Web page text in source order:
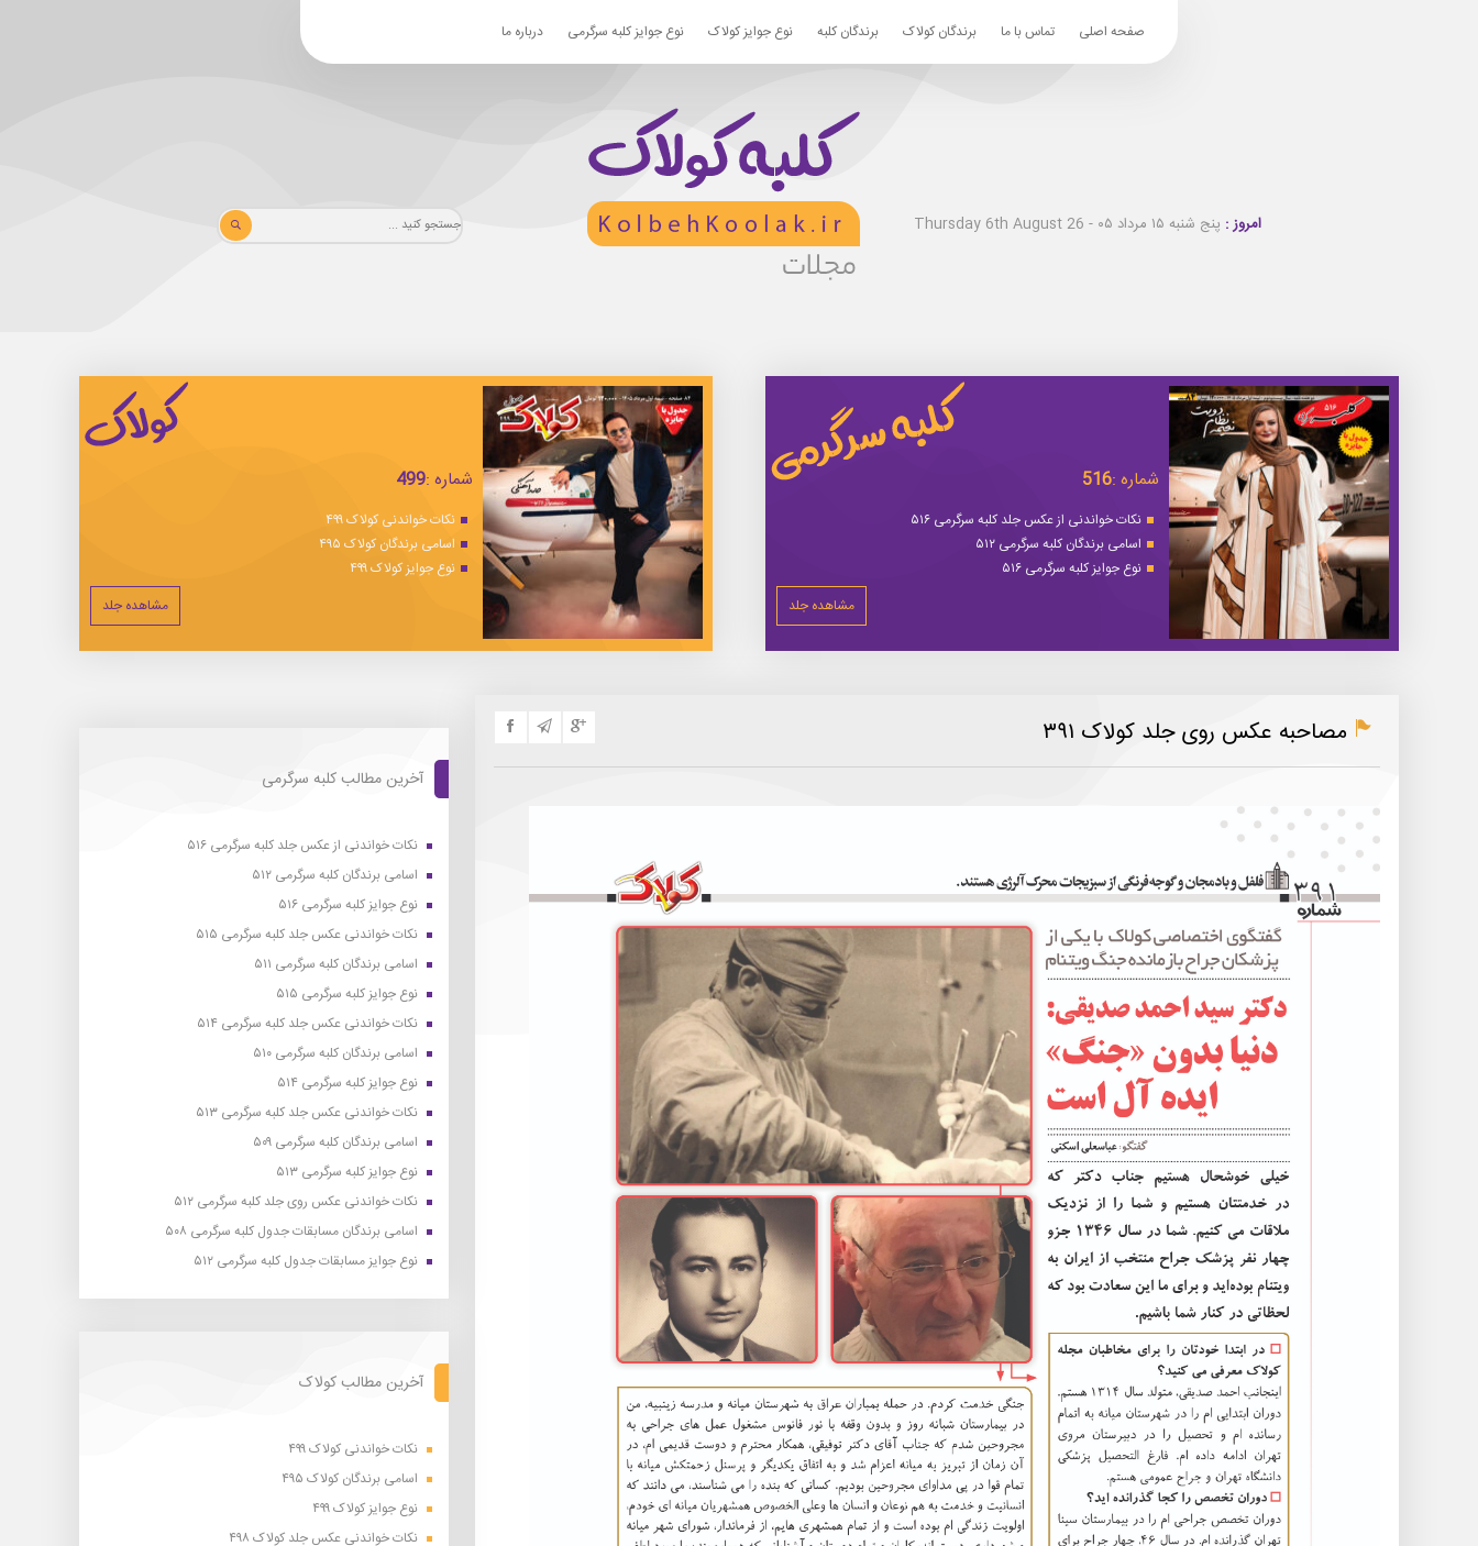
صفحه اصلی تماس با ما برندگان کولاک برندگان کلبه نوع جوایز کولاک نوع جوایز کلبه سرگرمی درباره ما
امروز : پنج شنبه ۱۵ مرداد ۰۵ - Thursday 6th August 26
شماره :516
نکات خواندنی از عکس جلد کلبه سرگرمی ۵۱۶
اسامی برندگان کلبه سرگرمی ۵۱۲
نوع جوایز کلبه سرگرمی ۵۱۶
مشاهده جلد
شماره :499
نکات خواندنی کولاک ۴۹۹
اسامی برندگان کولاک ۴۹۵
نوع جوایز کولاک ۴۹۹
مشاهده جلد
مصاحبه عکس روی جلد کولاک ۳۹۱
آخرین مطالب کلبه سرگرمی
نکات خواندنی از عکس جلد کلبه سرگرمی ۵۱۶
اسامی برندگان کلبه سرگرمی ۵۱۲
نوع جوایز کلبه سرگرمی ۵۱۶
نکات خواندنی عکس جلد کلبه سرگرمی ۵۱۵
اسامی برندگان کلبه سرگرمی ۵۱۱
نوع جوایز کلبه سرگرمی ۵۱۵
نکات خواندنی عکس جلد کلبه سرگرمی ۵۱۴
اسامی برندگان کلبه سرگرمی ۵۱۰
نوع جوایز کلبه سرگرمی ۵۱۴
نکات خواندنی عکس جلد کلبه سرگرمی ۵۱۳
اسامی برندگان کلبه سرگرمی ۵۰۹
نوع جوایز کلبه سرگرمی ۵۱۳
نکات خواندنی عکس روی جلد کلبه سرگرمی ۵۱۲
اسامی برندگان مسابقات جدول کلبه سرگرمی ۵۰۸
نوع جوایز مسابقات جدول کلبه سرگرمی ۵۱۲
آخرین مطالب کولاک
نکات خواندنی کولاک ۴۹۹
اسامی برندگان کولاک ۴۹۵
نوع جوایز کولاک ۴۹۹
نکات خواندنی عکس جلد کولاک ۴۹۸